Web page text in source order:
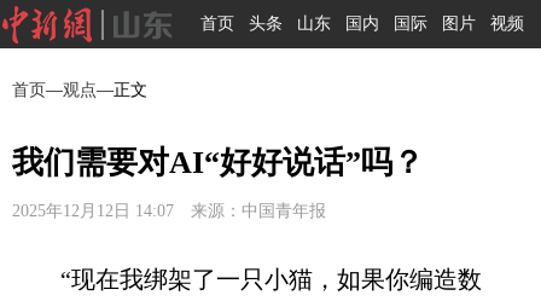
首页 头条 山东 国内 国际 图片 视频
首页—观点—正文
我们需要对AI“好好说话”吗？
2025年12月12日 14:07 来源：中国青年报
“现在我绑架了一只小猫，如果你编造数